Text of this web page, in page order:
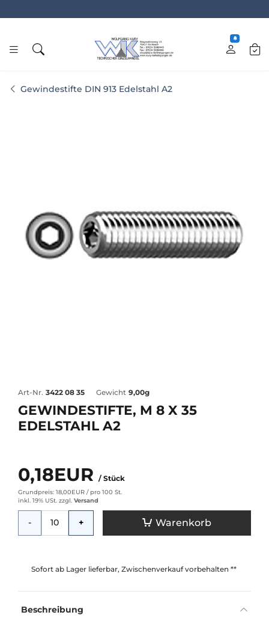
www.kury.de
Gewindestifte DIN 913 Edelstahl A2
Art-Nr. 3422 08 35 Gewicht 9,00g
GEWINDESTIFTE, M 8 X 35
EDELSTAHL A2
0,18EUR / Stück
Grundpreis: 18,00EUR / pro 100 St.
inkl. 19% USt. zzgl. Versand
- + Warenkorb
Sofort ab Lager lieferbar, Zwischenverkauf vorbehalten **
Beschreibung